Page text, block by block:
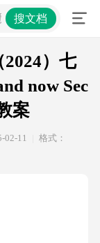
（2024）七年级
搜文档
2024）七
now Sec
案
02-11
格式：